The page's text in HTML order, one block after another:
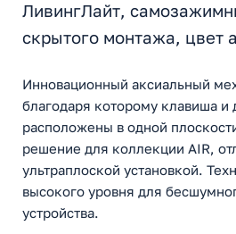
ЛивингЛайт,
скрытого монтажа, цвет
Инновационный аксиальный
благодаря которому клавиша и
расположены в одной
решение для коллекции AIR,
ультраплоской установкой.
высокого уровня для
устройства.